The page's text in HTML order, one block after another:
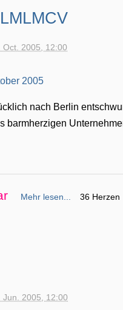
Oct. 2005, 12:00
nach Berlin
barmherzigen
Mehr lesen... 36 Herzen
Jun. 2005, 12:00